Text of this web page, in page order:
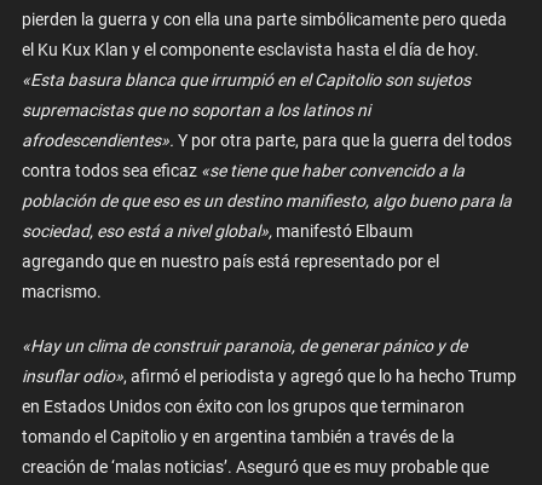
pierden la guerra y con ella una parte simbólicamente pero queda
el Ku Kux Klan y el componente esclavista hasta el día de hoy.
«Esta basura blanca que irrumpió en el Capitolio son sujetos
supremacistas que no soportan a los latinos ni
afrodescendientes». Y por otra parte, para que la guerra del todos
contra todos sea eficaz «se tiene que haber convencido a la
población de que eso es un destino manifiesto, algo bueno para la
sociedad, eso está a nivel global»,manifestó Elbaum
agregando que en nuestro país está representado por el
macrismo.
«Hay un clima de construir paranoia, de generar pánico y de
insuflar odio», afirmó el periodista y agregó que lo ha hecho Trump
en Estados Unidos con éxito con los grupos que terminaron
tomando el Capitolio y en argentina también a través de la
creación de ‘malas noticias’. Aseguró que es muy probable que